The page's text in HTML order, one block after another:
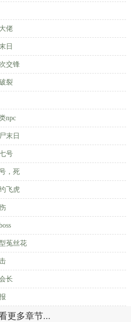
佬
日
交锋
裂
npc
末日
号
，死
飞虎
菟丝花
长
更多章节...